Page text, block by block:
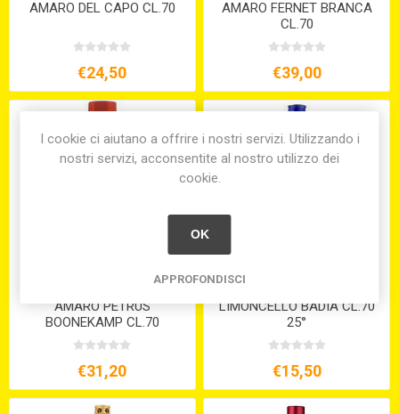
AMARO DEL CAPO CL.70
€24,50
AMARO FERNET BRANCA
CL.70
€39,00
AMARO PETRUS
BOONEKAMP CL.70
€31,20
LIMONCELLO BADIA CL.70
25°
€15,50
I cookie ci aiutano a offrire i nostri servizi. Utilizzando i
nostri servizi, acconsentite al nostro utilizzo dei
cookie.
OK
APPROFONDISCI